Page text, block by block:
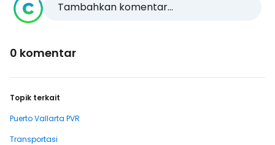
Tambahkan komentar...
0 komentar
Topik terkait
Puerto Vallarta PVR
Transportasi